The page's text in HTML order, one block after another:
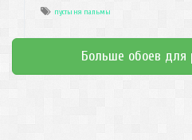
пустыня пальмы
Больше обоев для